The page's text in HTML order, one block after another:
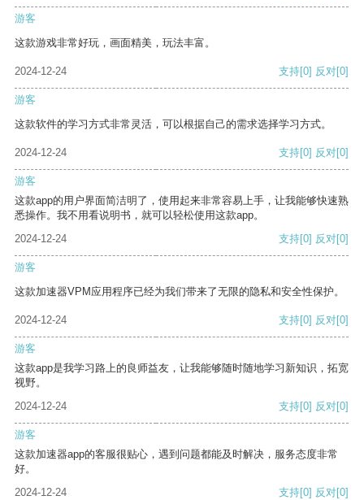
游客
这款游戏非常好玩，画面精美，玩法丰富。
2024-12-24 支持[0] 反对[0]
游客
这款软件的学习方式非常灵活，可以根据自己的需求选择学习方式。
2024-12-24 支持[0] 反对[0]
游客
这款app的用户界面简洁明了，使用起来非常容易上手，让我能够快速熟
悉操作。我不用看说明书，就可以轻松使用这款app。
2024-12-24
支持[0] 反对[0]
游客
这款加速器VPM应用程序已经为我们带来了无限的隐私和安全性保护。
2024-12-24 支持[0] 反对[0]
游客
这款app是我学习路上的良师益友，让我能够随时随地学习新知识，拓宽
视野。
2024-12-24
支持[0] 反对[0]
游客
这款加速器app的客服很贴心，遇到问题都能及时解决，服务态度非常
好。
2024-12-24
支持[0] 反对[0]